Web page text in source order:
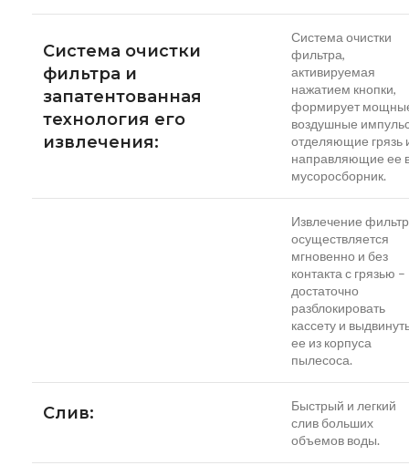
Система очистки
фильтра и
запатентованная
технология его
извлечения:
Система очистки
фильтра,
активируемая
нажатием кнопки,
формирует
воздушные
отделяющие грязь
направляющие ее
мусоросборник.
Извлечение
осуществляется
мгновенно и без
контакта с грязью –
достаточно
разблокировать
кассету и
ее из корпуса
пылесоса.
Слив:
Быстрый и легкий
слив больших
объемов воды.